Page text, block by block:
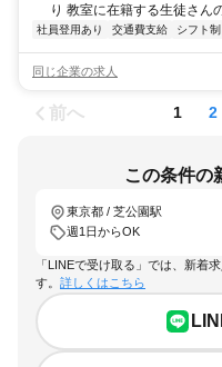
り 教室に在籍する生徒さん
社員登用あり 交通費支給 シフト制
同じ企業の求人
前へ 1 2
この条件の
東京都 / 芝公園駅
週1日からOK
「LINEで受け取る」では、新着
す。 詳しくはこちら